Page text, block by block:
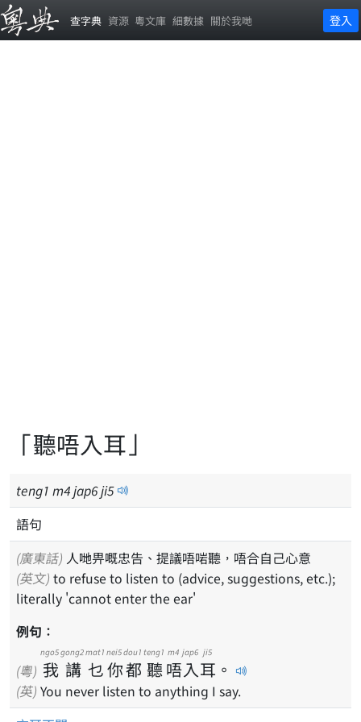
查字典 資源 粵文庫 細數據 關於我哋 登入
「聽唔入耳」
teng1 m4jap6ji5
語句
(廣東話) 人哋畀嘅忠告、提議唔啱聽，唔合自己心意
(英文)
literally 'cannot enter the ear'
例句：
(粵) 我
ngo5
講
gong2
乜
mat1
你
nei5
都
dou1
聽
teng1
唔
m4
入
jap6
耳
ji5
。
(英) You never listen to anything I say.